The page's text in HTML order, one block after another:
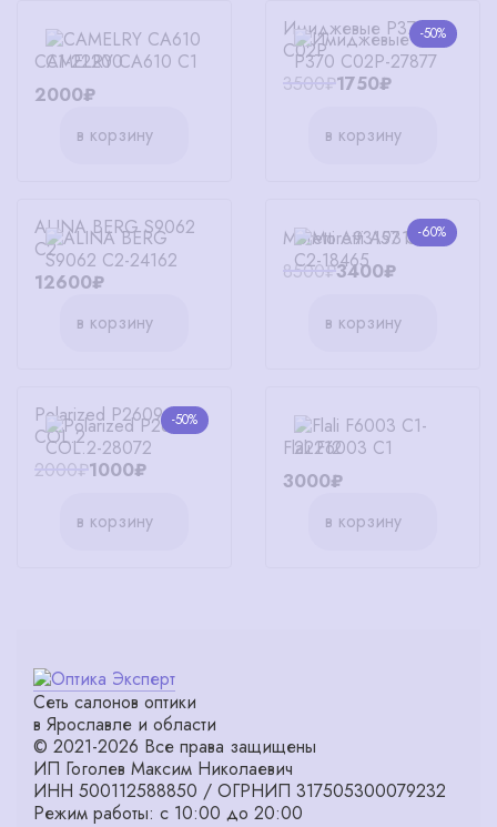
CAMELRY CA610 C1
2000₽
в корзину
-50%
Имиджевые P370
C02P
3500₽1750₽
в корзину
ALINA BERG S9062
C2
12600₽
в корзину
-60%
Moretti A93157 C2
8500₽3400₽
в корзину
-50%
Polarized P2609
COL.2
2000₽1000₽
в корзину
Flali F6003 C1
3000₽
в корзину
Сеть салонов оптики
в Ярославле и области
© 2021-2026 Все права защищены
ИП Гоголев Максим Николаевич
ИНН 500112588850 / ОГРНИП 317505300079232
Режим работы: с 10:00 до 20:00